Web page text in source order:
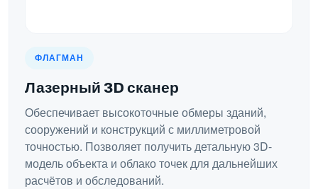
ФЛАГМАН
Лазерный 3D сканер
Обеспечивает высокоточные обмеры зданий,
сооружений и конструкций с миллиметровой
точностью. Позволяет получить детальную 3D-
модель объекта и облако точек для дальнейших
расчётов и обследований.